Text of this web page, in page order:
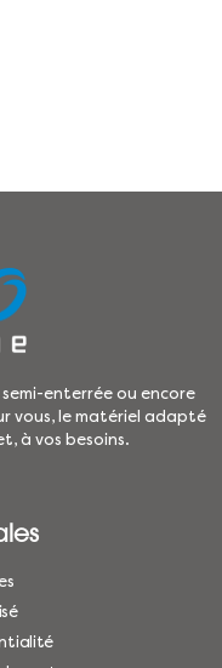
semi-enterrée ou encore
vous, le matériel adapté
à vos besoins.